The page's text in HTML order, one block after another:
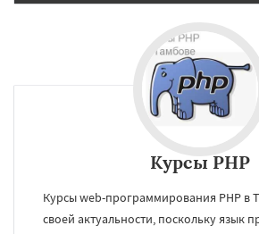
Курсы PHP
Курсы web-программирования PHP в
своей актуальности, поскольку язык